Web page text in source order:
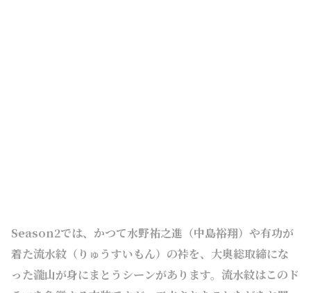
間はあいてしまいましたが、連続性はあり、前回を踏襲
して視聴者のみなさんの期待に応えるというプレッシャ
ーはあります。でも、それをうれしく感じながら制作して